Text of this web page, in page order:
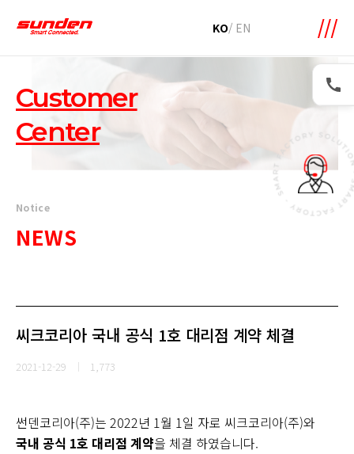
KO/ EN
Customer
Center
Notice
NEWS
씨크코리아 국내 공식 1호 대리점 계약 체결
2021-12-29 1,773
썬덴코리아(주)는 2022년 1월 1일 자로 씨크코리아(주)와
국내 공식 1호 대리점 계약을 체결 하였습니다.